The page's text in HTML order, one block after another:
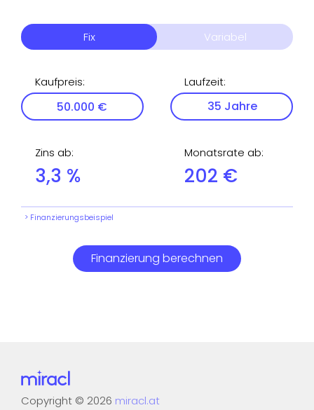
Fix Variabel
Kaufpreis:
Zins ab:
3,3 %
Laufzeit:
Monatsrate ab:
202 €
> Finanzierungsbeispiel
Finanzierung berechnen
Copyright © 2026 miracl.at